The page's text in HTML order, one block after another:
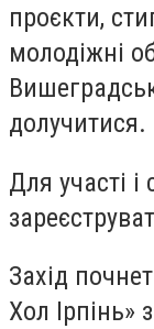
проєкти,
молодіжні
долучитися.
Для участі і
Захід
Хол Ірпінь»